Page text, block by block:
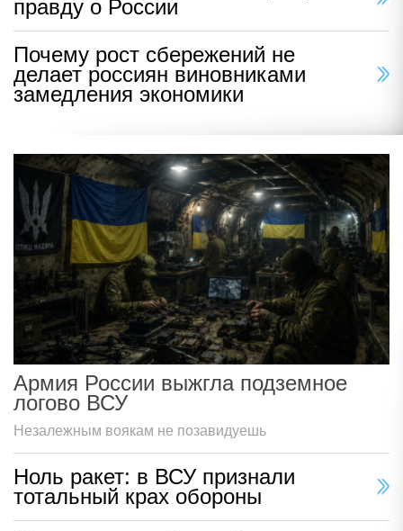
правду о России
Почему рост сбережений не
делает россиян виновниками
замедления экономики
Армия России выжгла подземное
логово ВСУ
Незалежным воякам не позавидуешь
Ноль ракет: в ВСУ признали
тотальный крах обороны